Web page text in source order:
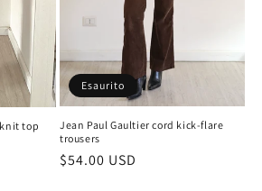
top
Esaurito
Jean Paul Gaultier cord kick-flare
trousers
Prezzo
$54.00 USD